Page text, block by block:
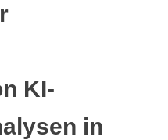
KI-
in